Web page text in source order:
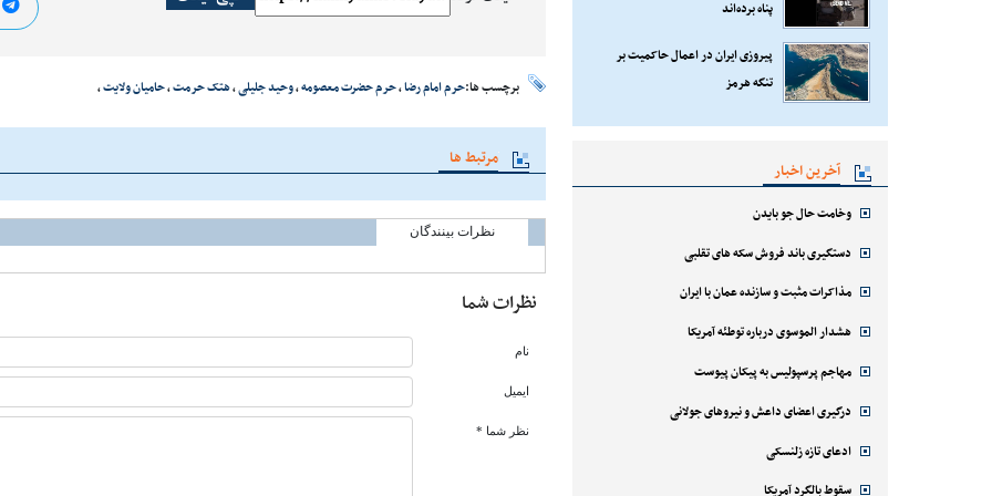
پناه برده‌اند
پیروزی ایران در اعمال حاکمیت بر
تنگه هرمز
آخرین اخبار
وخامت حال جو بایدن
دستگیری باند فروش سکه های تقلبی
مذاکرات مثبت و سازنده عمان با ایران
هشدار الموسوی درباره توطئه آمریکا
مهاجم پرسپولیس به پیکان پیوست
درگیری اعضای داعش و نیروهای جولانی
ادعای تازه زلنسکی
سقوط بالگرد آمریکا
برچسب ها:حرم امام رضا،حرم حضرت معصومه،وحید جلیلی،هتک حرمت،حامیان ولایت،
مرتبط ها
نظرات بینندگان
نظرات شما
نام
ایمیل
نظر شما *